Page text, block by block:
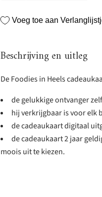
Voeg toe aan
Beschrijving en uitleg
De Foodies in Heels
de gelukkige ontvanger
hij verkrijgbaar is voor elk
de cadeaukaart digitaal
de cadeaukaart 2 jaar
moois uit te kiezen.